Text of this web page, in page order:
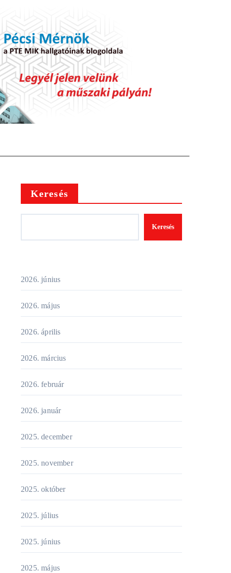
Keresés
Keresés
2026. június
2026. május
2026. április
2026. március
2026. február
2026. január
2025. december
2025. november
2025. október
2025. július
2025. június
2025. május